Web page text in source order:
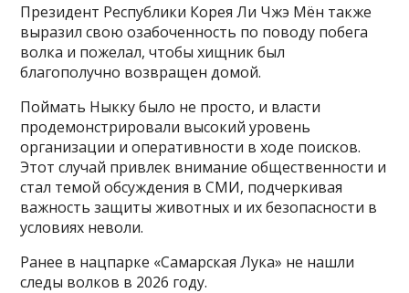
Президент Республики Корея Ли Чжэ Мён также
выразил свою озабоченность по поводу побега
волка и пожелал, чтобы хищник был
благополучно возвращен домой.
Поймать Ныкку было не просто, и власти
продемонстрировали высокий уровень
организации и оперативности в ходе поисков.
Этот случай привлек внимание общественности и
стал темой обсуждения в СМИ, подчеркивая
важность защиты животных и их безопасности в
условиях неволи.
Ранее в нацпарке «Самарская Лука» не нашли
следы волков в 2026 году.